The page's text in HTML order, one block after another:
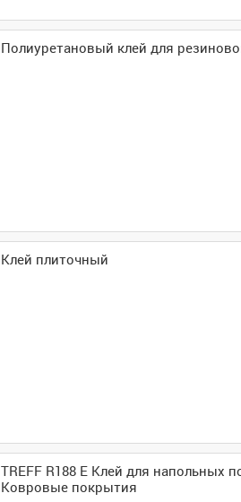
Полиуретановый клей для
Клей плиточный
TREFF R188 E Клей для напольных
Ковровые покрытия